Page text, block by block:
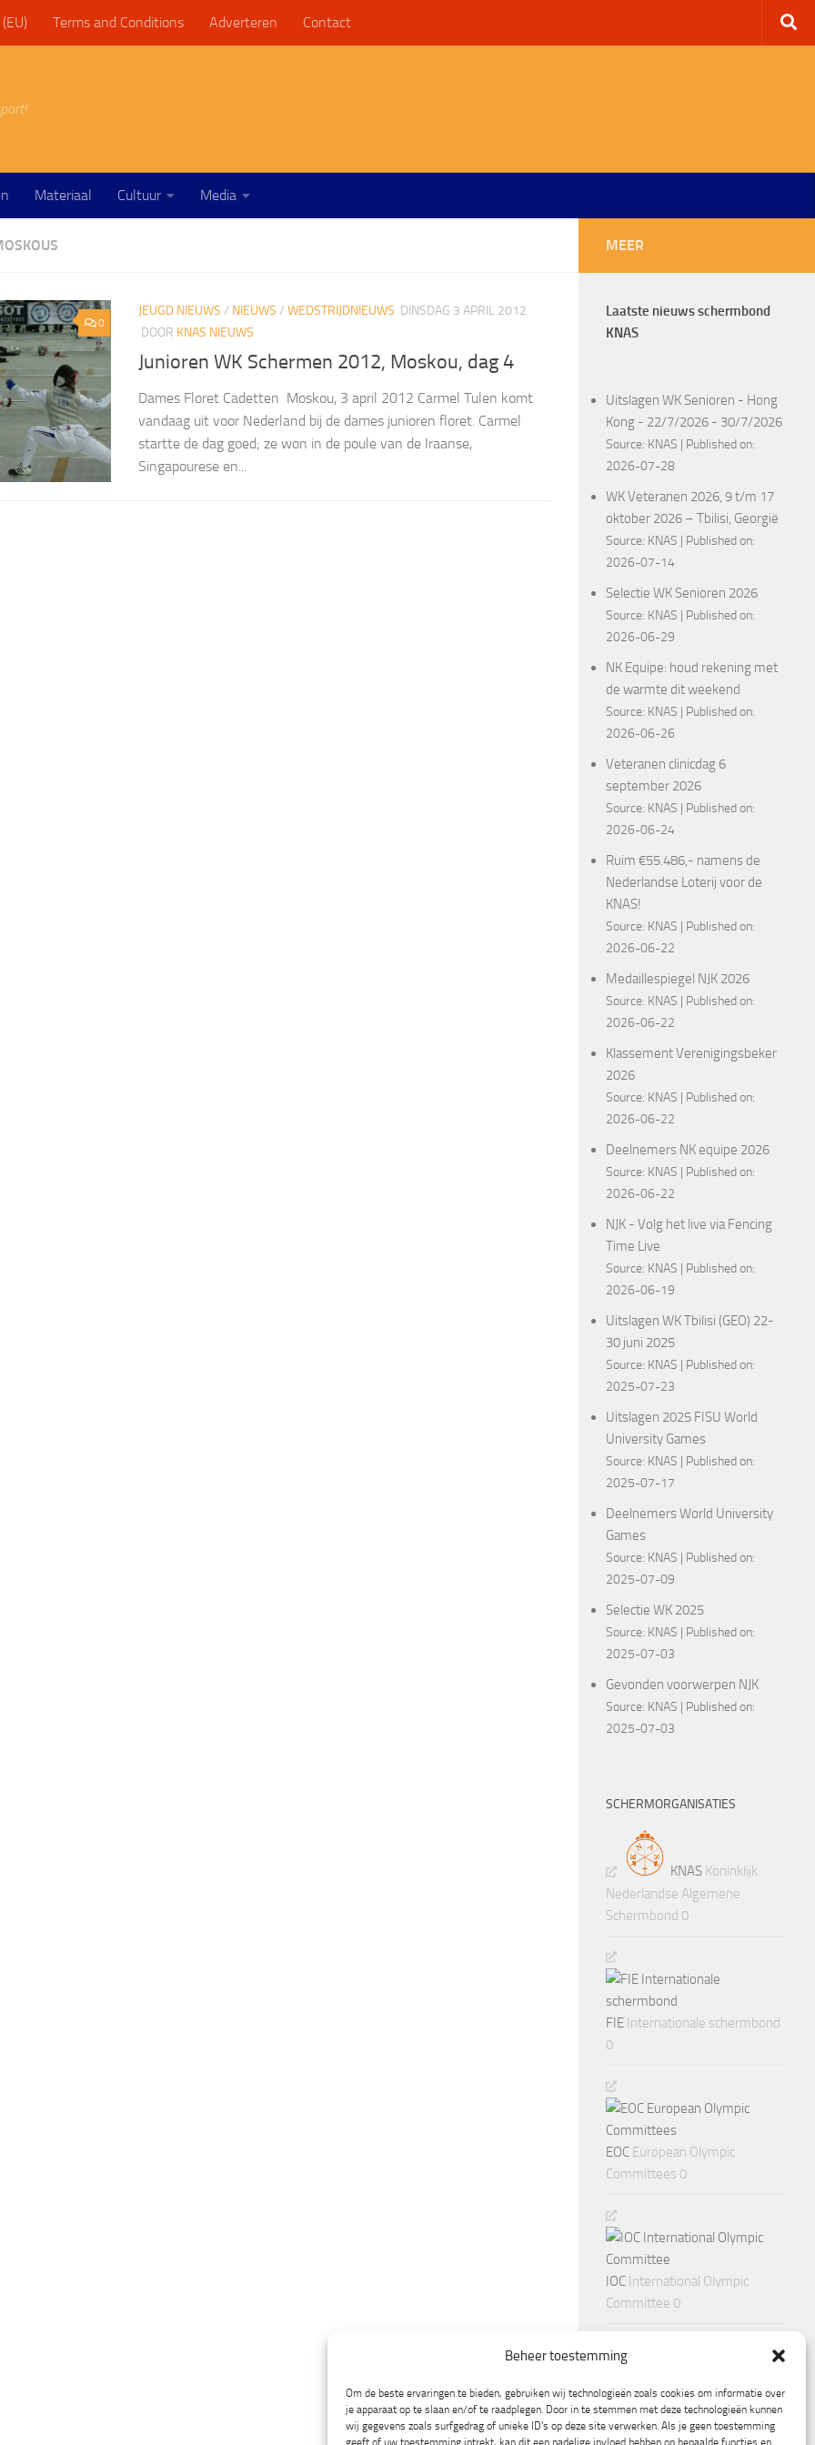
Beheer toestemming
Om de beste ervaringen te bieden, gebruiken wij technologieën zoals cookies om informatie over
je apparaat op te slaan en/of te raadplegen. Door in te stemmen met deze technologieën kunnen
wij gegevens zoals surfgedrag of unieke ID's op deze site verwerken. Als je geen toestemming
geeft of uw toestemming intrekt, kan dit een nadelige invloed hebben op bepaalde functies en
Terms and Conditions Adverteren Contact
Materiaal Cultuur Media
0
JEUGD NIEUWS / NIEUWS / WEDSTRIJDNIEUWS DINSDAG 3 APRIL 2012
DOOR KNAS NIEUWS
Junioren WK Schermen 2012, Moskou, dag 4
Dames Floret Cadetten Moskou, 3 april 2012 Carmel Tulen komt
vandaag uit voor Nederland bij de dames junioren floret. Carmel
startte de dag goed; ze won in de poule van de Iraanse,
Singapourese en...
MEER
Laatste nieuws schermbond
KNAS
Uitslagen WK Senioren - Hong
Kong - 22/7/2026 - 30/7/2026
Source: KNAS
Published on:
2026-07-28
WK Veteranen 2026, 9 t/m 17
oktober 2026 – Tbilisi, Georgië
Source: KNAS
Published on:
2026-07-14
Selectie WK Senioren 2026
Source: KNAS
Published on:
2026-06-29
NK Equipe: houd rekening met
de warmte dit weekend
Source: KNAS
Published on:
2026-06-26
Veteranen clinicdag 6
september 2026
Source: KNAS
Published on:
2026-06-24
Ruim €55.486,- namens de
Nederlandse Loterij voor de
KNAS!
Source: KNAS
Published on:
2026-06-22
Medaillespiegel NJK 2026
Source: KNAS
Published on:
2026-06-22
Klassement Verenigingsbeker
2026
Source: KNAS
Published on:
2026-06-22
Deelnemers NK equipe 2026
Source: KNAS
Published on:
2026-06-22
NJK - Volg het live via Fencing
Time Live
Source: KNAS
Published on:
2026-06-19
Uitslagen WK Tbilisi (GEO) 22-
30 juni 2025
Source: KNAS
Published on:
2025-07-23
Uitslagen 2025 FISU World
University Games
Source: KNAS
Published on:
2025-07-17
Deelnemers World University
Games
Source: KNAS
Published on:
2025-07-09
Selectie WK 2025
Source: KNAS
Published on:
2025-07-03
Gevonden voorwerpen NJK
Source: KNAS
Published on:
2025-07-03
SCHERMORGANISATIES
KNAS Koninklijk
Nederlandse Algemene
Schermbond 0
FIE Internationale schermbond
0
EOC European Olympic
Committees 0
IOC International Olympic
Committee 0